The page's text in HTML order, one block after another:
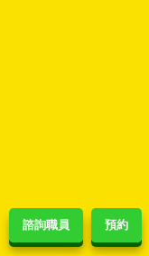
諮詢職員 預約